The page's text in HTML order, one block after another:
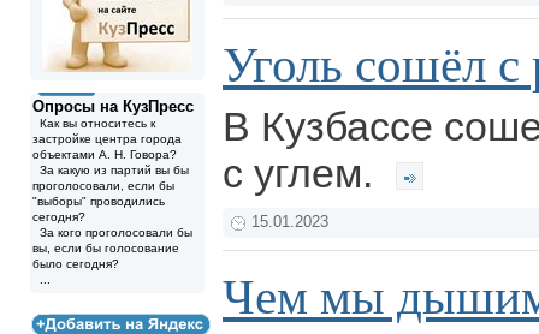
Опросы на КузПресс
Как вы относитесь к
застройке центра города
объектами А. Н. Говора?
За какую из партий вы бы
проголосовали, если бы
"выборы" проводились
сегодня?
За кого проголосовали бы
вы, если бы голосование
было сегодня?
Уголь сошёл с
В Кузбассе
с углем.
15.01.2023
Чем мы